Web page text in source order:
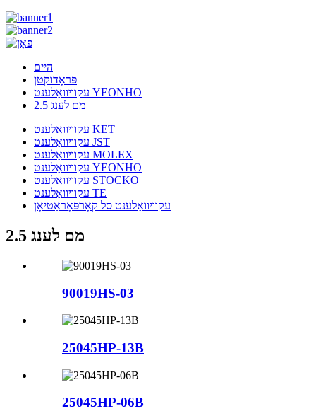
היים
פּראָדוקטן
עקוויוואַלענט YEONHO
2.5 מם לענג
עקוויוואַלענט KET
עקוויוואַלענט JST
עקוויוואַלענט MOLEX
עקוויוואַלענט YEONHO
עקוויוואַלענט STOCKO
עקוויוואַלענט TE
עקוויוואַלענט סל קאָרפּאָראַטיאָן
2.5 מם לענג
90019HS-03
25045HP-13B
25045HP-06B